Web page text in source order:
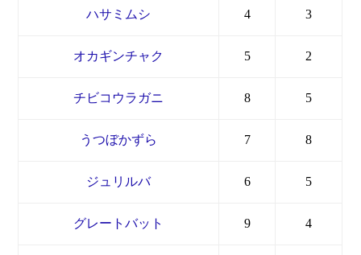
ハサミムシ 4 3
オカギンチャク 5 2
チビコウラガニ 8 5
うつぼかずら 7 8
ジュリルバ 6 5
グレートバット 9 4